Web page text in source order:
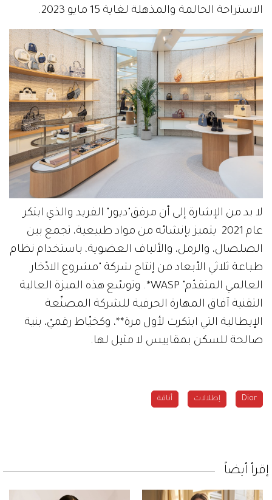
الاستراحة الحالمة والمذهلة لغاية 15 مايو 2023.
لا بد من الإشارة إلى أن مرفق"ديور" الفريد والذي ابتكر
عام 2021 يتميز بإنشائه من مواد طبيعية، تجمع بين
الصلصال، والرمل، والألياف العضوية، باستخدام نظام
طباعة ثلاثي الأبعاد من إنتاج شركة "مشروع الادّخار
العالمي المتقدّم" WASP*. وتوسّع هذه الميزة العالية
التقنية آفاق المهارة الحرفية للشركة المصنّعة
الإيطالية التي ابتكرت لأول مرة**، وكخيّاط رقميّ، بنية
صالحة للسكن بمقاييس لا مثيل لها.
Dior إطلالات أناقة
إقرأ أيضاً